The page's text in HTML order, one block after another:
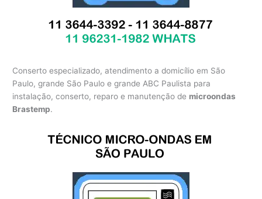
Conserto especializado, atendimento a domicílio em São
Paulo, grande São Paulo e grande ABC Paulista para
instalação, conserto, reparo e manutenção de microondas
Brastemp.